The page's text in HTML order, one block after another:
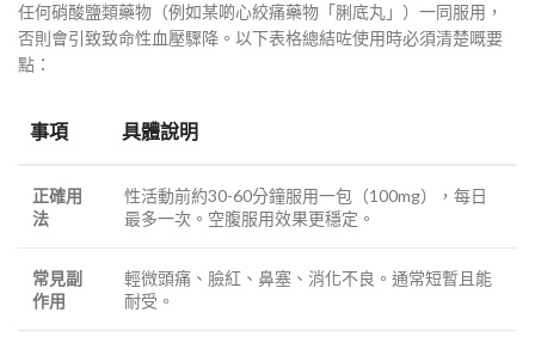
任何硝酸鹽類藥物（例如某啲心絞痛藥物「脷底丸」）一同服用，
否則會引致致命性血壓驟降。以下表格總結咗使用時必須清楚嘅要
點：
事項 具體說明
正確用
法
性活動前約30-60分鐘服用一包（100mg），每日
最多一次。空腹服用效果更穩定。
常見副
作用
輕微頭痛、臉紅、鼻塞、消化不良。通常短暫且能
耐受。